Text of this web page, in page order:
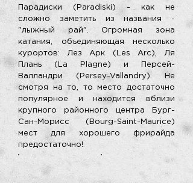
Парадиски (Paradiski) - как не
сложно заметить из названия -
"лыжный рай". Огромная зона
катания, объединяющая несколько
курортов: Лез Арк (Les Arc), Ля
Плань (La Plagne) и Персей-
Валландри (Persey-Vallandry). Не
смотря на то, то место достаточно
популярное и находится вблизи
крупного районного центра Бург-
Сан-Морисс (Bourg-Saint-Maurice)
мест для хорошего фрирайда
предостаточно!